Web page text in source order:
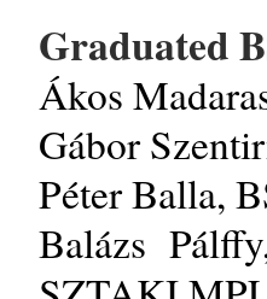
Graduated
Ákos
Gábor
Péter Balla,
Balázs